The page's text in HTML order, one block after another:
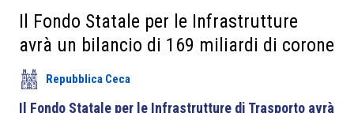
Soci
Partner
Progetti
Il Fondo Statale per le Infrastrutture
avrà un bilancio di 169 miliardi di corone
Repubblica Ceca
Il Fondo Statale per le Infrastrutture di Trasporto avrà